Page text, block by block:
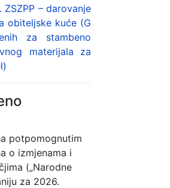
– darovanje
obiteljske kuće (G
za stambeno
materijala za
potpomognutim
o izmjenama i
(„Narodne
za 2026.